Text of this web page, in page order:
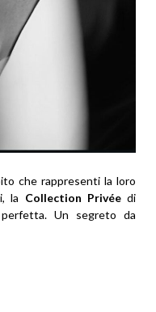
che rappresenti la loro
la Collection Privéedi
Un segreto da